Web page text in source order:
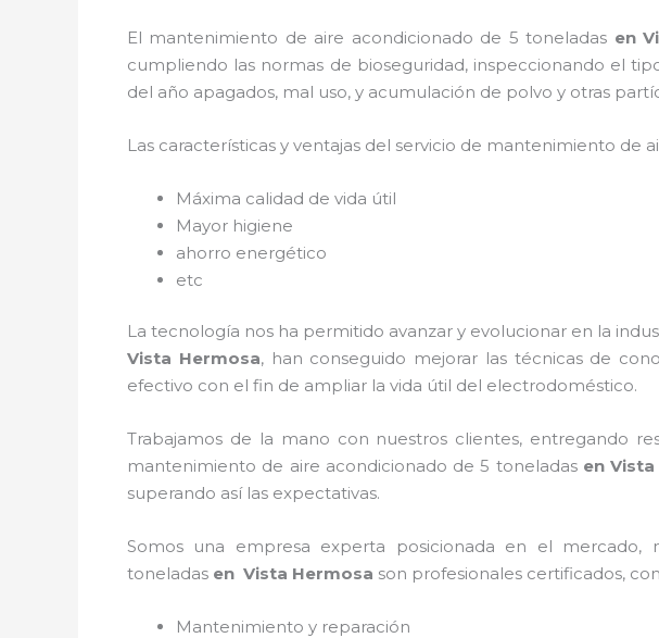
El mantenimiento de aire acondicionado de 5 toneladas en
cumpliendo las normas de bioseguridad, inspeccionando el
del año apagados, mal uso, y acumulación de polvo y otras
Las características y ventajas del servicio de mantenimiento de
Máxima calidad de vida útil
Mayor higiene
ahorro energético
etc
La tecnología nos ha permitido avanzar y evolucionar en la
Vista Hermosa, han conseguido mejorar las técnicas de
efectivo con el fin de ampliar la vida útil del electrodoméstico.
Trabajamos de la mano con nuestros clientes, entregando
mantenimiento de aire acondicionado de 5 toneladasen Vista
superando así las expectativas.
Somos una empresa experta posicionada en el mercado,
toneladas en Vista Hermosa son profesionales certificados,
Mantenimiento y reparación